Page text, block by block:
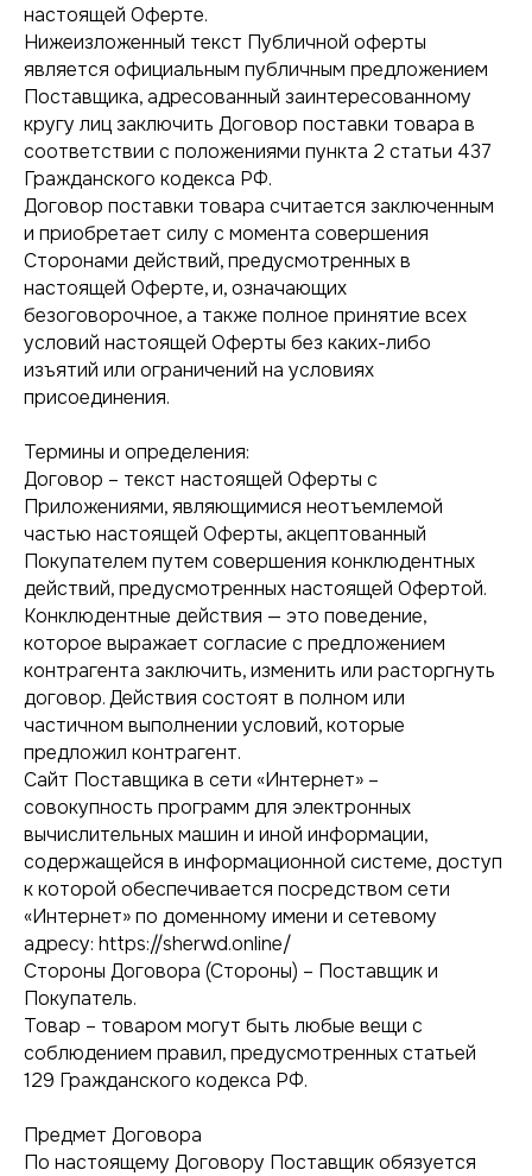
настоящей Оферте.
Нижеизложенный текст Публичной оферты
является официальным публичным предложением
Поставщика, адресованный заинтересованному
кругу лиц заключить Договор поставки товара в
соответствии с положениями пункта 2 статьи 437
Гражданского кодекса РФ.
Договор поставки товара считается заключенным
и приобретает силу с момента совершения
Сторонами действий, предусмотренных в
настоящей Оферте, и, означающих
безоговорочное, а также полное принятие всех
условий настоящей Оферты без каких-либо
изъятий или ограничений на условиях
присоединения.
Термины и определения:
Договор – текст настоящей Оферты с
Приложениями, являющимися неотъемлемой
частью настоящей Оферты, акцептованный
Покупателем путем совершения конклюдентных
действий, предусмотренных настоящей Офертой.
Конклюдентные действия — это поведение,
которое выражает согласие с предложением
контрагента заключить, изменить или расторгнуть
договор. Действия состоят в полном или
частичном выполнении условий, которые
предложил контрагент.
Сайт Поставщика в сети «Интернет» –
совокупность программ для электронных
вычислительных машин и иной информации,
содержащейся в информационной системе, доступ
к которой обеспечивается посредством сети
«Интернет» по доменному имени и сетевому
адресу: https://sherwd.online/
Стороны Договора (Стороны) – Поставщик и
Покупатель.
Товар – товаром могут быть любые вещи с
соблюдением правил, предусмотренных статьей
129 Гражданского кодекса РФ.
Предмет Договора
По настоящему Договору Поставщик обязуется